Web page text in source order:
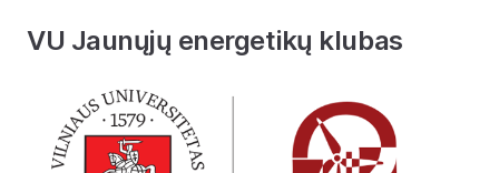
VU Jaunųjų energetikų klubas